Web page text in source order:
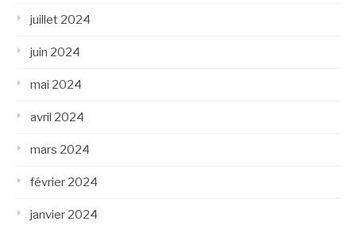
juillet 2024
juin 2024
mai 2024
avril 2024
mars 2024
février 2024
janvier 2024